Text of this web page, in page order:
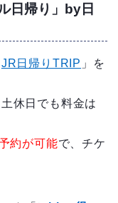
日帰り」by日
JR日帰りTRIP 」を
休日でも料金は
約が可能で、チケ